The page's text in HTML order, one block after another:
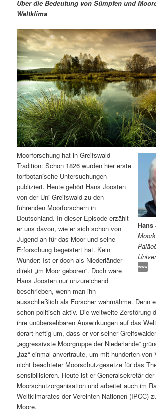
r
e
n
I
n
h
a
s
p
r
i
n
g
e
n
d
ä
r
e
n
I
n
l
t
s
p
r
i
n
g
e
n
a
g
a
t
i
o
n
Über die Bedeutung von Sümpfen und
Weltklima
Hans
Moorforschung hat in Greifswald
Tradition: Schon 1826 wurden hier erste
torfbotanische Untersuchungen
publiziert. Heute gehört Hans Joosten
von der Uni Greifswald zu den
führenden Moorforschern in
Deutschland. In dieser Episode erzählt
er uns davon, wie er sich schon von
Jugend an für das Moor und seine
Erforschung begeistert hat. Kein
Wunder: Ist er doch als Niederländer
direkt „im Moor geboren“. Doch wäre
Hans Joosten nur unzureichend
beschrieben, wenn man ihn
ausschließlich als Forscher wahrnähme. Denn
schon politisch aktiv. Die weltweite Zerstörung
ihre unübersehbaren Auswirkungen auf das
derart heftig um, dass er vor seiner
„aggressivste Moorgruppe der Niederlande“
„taz“ einmal anvertraute, um mit hunderten von
nicht beachteter Moorschutzgesetze für das
sensibilisieren. Heute ist er Generalsekretär
Moorschutzorganisation und arbeitet auch im
Weltklimarates der Vereinten Nationen (IPCC)
Moore.